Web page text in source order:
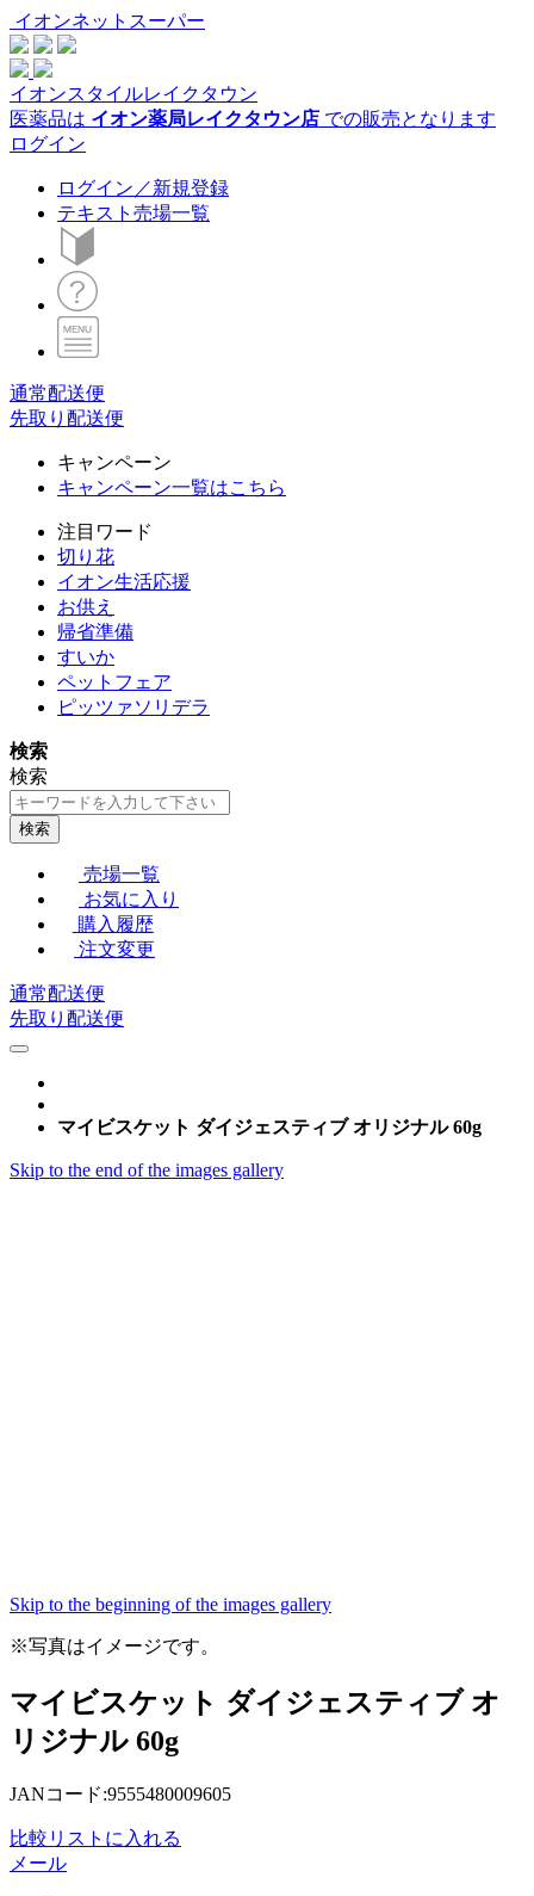
イオンネットスーパー
イオンスタイルレイクタウン
医薬品は イオン薬局レイクタウン店 での販売となります
ログイン
ログイン／新規登録
テキスト売場一覧
通常配送便
先取り配送便
キャンペーン
キャンペーン一覧はこちら
注目ワード
切り花
イオン生活応援
お供え
帰省準備
すいか
ペットフェア
ピッツァソリデラ
検索
検索
検索
売場一覧
お気に入り
購入履歴
注文変更
通常配送便
先取り配送便
マイビスケット ダイジェスティブ オリジナル 60g
Skip to the end of the images gallery
Skip to the beginning of the images gallery
※写真はイメージです。
マイビスケット ダイジェスティブ オ
リジナル 60g
JANコード:9555480009605
比較リストに入れる
メール